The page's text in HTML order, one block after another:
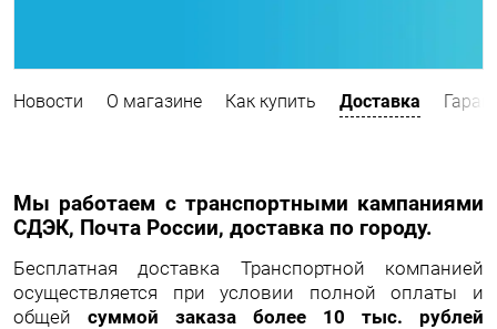
Новости О магазине Как купить Доставка
Мы работаем с транспортными кампаниями
СДЭК, Почта России, доставка по городу.
Бесплатная доставка Транспортной компанией
осуществляется при условии полной оплаты и
общей суммой заказа более 10 тыс. рублей